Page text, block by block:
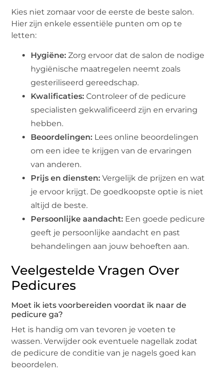
Kies niet zomaar voor de eerste de beste salon.
Hier zijn enkele essentiële punten om op te
letten:
Hygiëne: Zorg ervoor dat de salon de nodige
hygiënische maatregelen neemt zoals
gesteriliseerd gereedschap.
Kwalificaties: Controleer of de pedicure
specialisten gekwalificeerd zijn en ervaring
hebben.
Beoordelingen: Lees online beoordelingen
om een idee te krijgen van de ervaringen
van anderen.
Prijs en diensten: Vergelijk de prijzen en wat
je ervoor krijgt. De goedkoopste optie is niet
altijd de beste.
Persoonlijke aandacht: Een goede pedicure
geeft je persoonlijke aandacht en past
behandelingen aan jouw behoeften aan.
Veelgestelde Vragen Over
Pedicures
Moet ik iets voorbereiden voordat ik naar de
pedicure ga?
Het is handig om van tevoren je voeten te
wassen. Verwijder ook eventuele nagellak zodat
de pedicure de conditie van je nagels goed kan
beoordelen.